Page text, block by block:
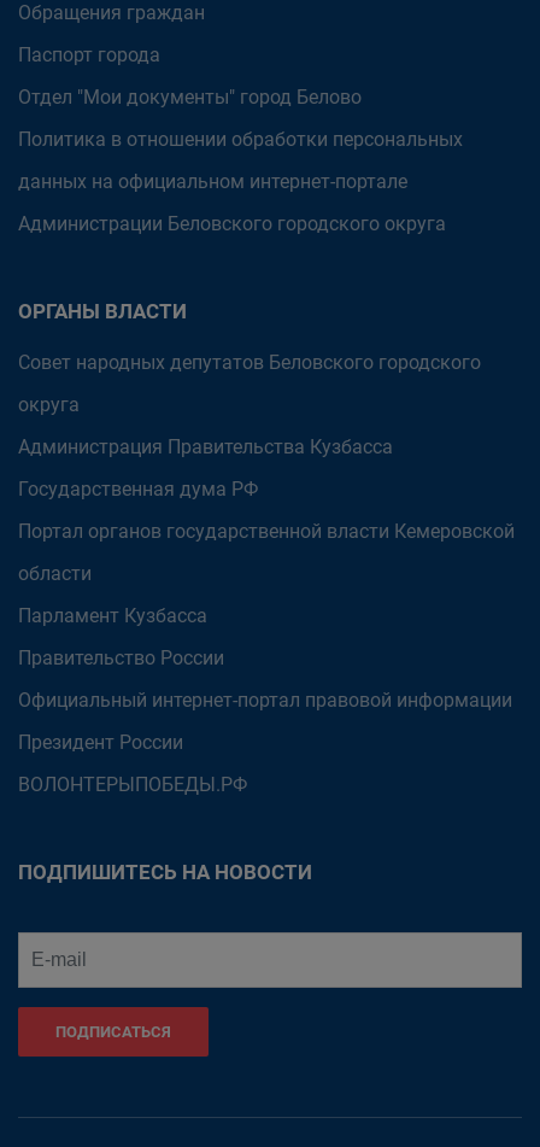
Обращения граждан
Паспорт города
Отдел "Мои документы" город Белово
Политика в отношении обработки персональных
данных на официальном интернет-портале
Администрации Беловского городского округа
ОРГАНЫ ВЛАСТИ
Совет народных депутатов Беловского городского
округа
Администрация Правительства Кузбасса
Государственная дума РФ
Портал органов государственной власти Кемеровской
области
Парламент Кузбасса
Правительство России
Официальный интернет-портал правовой информации
Президент России
ВОЛОНТЕРЫПОБЕДЫ.РФ
ПОДПИШИТЕСЬ НА НОВОСТИ
ПОДПИСАТЬСЯ